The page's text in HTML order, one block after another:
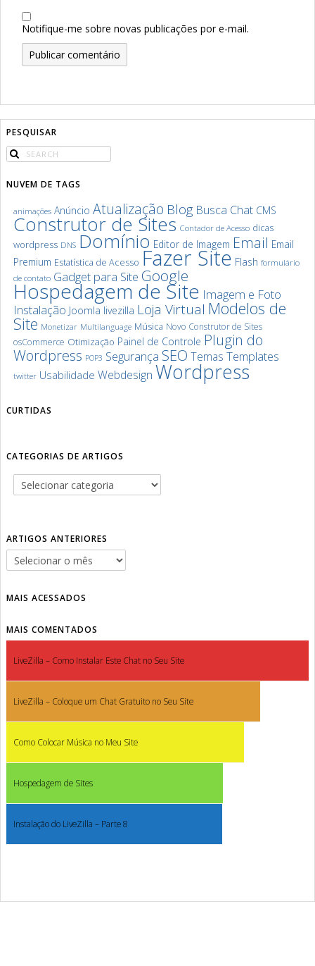
Notifique-me sobre novas publicações por e-mail.
PESQUISAR
NUVEM DE TAGS
animações Anúncio Atualização Blog Busca Chat CMS
Construtor de Sites Contador de Acesso dicas
wordpress DNS Domínio Editor de Imagem Email Email
Premium Estatística de Acesso Fazer Site Flash formulário
de contato Gadget para Site Google
Hospedagem de Site Imagem e Foto
Instalação Joomla livezilla Loja Virtual Modelos de
Site Monetizar Multilanguage Música Novo Construtor de Sites
osCommerce Otimização Painel de Controle Plugin do
Wordpress POP3 Segurança SEO Temas Templates
twitter Usabilidade Webdesign Wordpress
CURTIDAS
CATEGORIAS DE ARTIGOS
ARTIGOS ANTERIORES
MAIS ACESSADOS
MAIS COMENTADOS
LiveZilla – Como Instalar Este Chat no Seu Site
LiveZilla – Coloque um Chat Gratuito no Seu Site
Como Colocar Música no Meu Site
Hospedagem de Sites
Instalação do LiveZilla – Parte 8